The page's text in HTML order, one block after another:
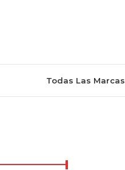
Todas Las Marcas